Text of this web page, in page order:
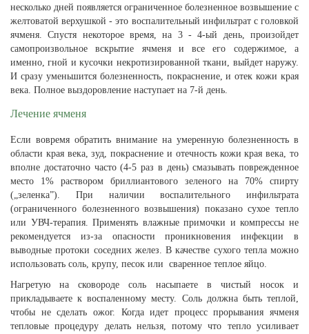
несколько дней появляется ограниченное болезненное возвышение с
желтоватой верхушкой - это воспалительный инфильтрат с головкой
ячменя. Спустя некоторое время, на 3 - 4-ый день, произойдет
самопроизвольное вскрытие ячменя и все его содержимое, а
именно, гной и кусочки некротизированной ткани, выйдет наружу.
И сразу уменьшится болезненность, покраснение, и отек кожи края
века. Полное выздоровление наступает на 7-й день.
Лечение ячменя
Если вовремя обратить внимание на умеренную болезненность в
области края века, зуд, покраснение и отечность кожи края века, то
вполне достаточно часто (4-5 раз в день) смазывать поврежденное
место 1% раствором бриллиантового зеленого на 70% спирту
(„зеленка”). При наличии воспалительного инфильтрата
(ограниченного болезненного возвышения) показано сухое тепло
или УВЧ-терапия. Применять влажные примочки и компрессы не
рекомендуется из-за опасности проникновения инфекции в
выводные протоки соседних желез. В качестве сухого тепла можно
использовать соль, крупу, песок или сваренное теплое яйцо.
Нагретую на сковороде соль насыпаете в чистый носок и
прикладываете к воспаленному месту. Соль должна быть теплой,
чтобы не сделать ожог. Когда идет процесс прорывания ячменя
тепловые процедуру делать нельзя, потому что тепло усиливает